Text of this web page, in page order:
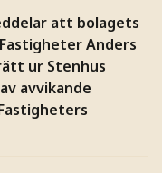
att bolagets
Anders
ur Stenhus
avvikande